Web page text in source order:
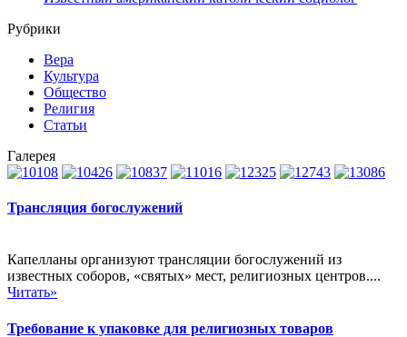
Рубрики
Вера
Культура
Общество
Религия
Статьи
Галерея
Трансляция богослужений
Капелланы организуют трансляции богослужений из
известных соборов, «святых» мест, религиозных центров....
Читать»
Требование к упаковке для религиозных товаров